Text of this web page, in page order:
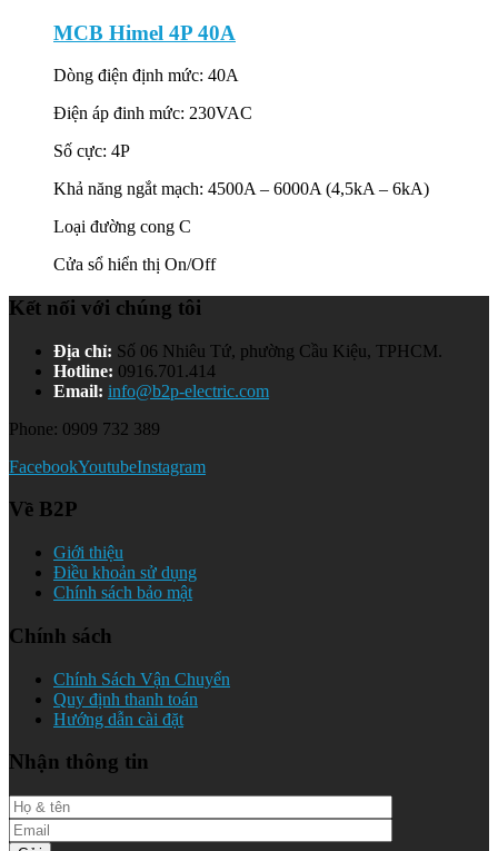
MCB Himel 4P 40A
Dòng điện định mức: 40A
Điện áp đinh mức: 230VAC
Số cực: 4P
Khả năng ngắt mạch: 4500A – 6000A (4,5kA – 6kA)
Loại đường cong C
Cửa sổ hiển thị On/Off
Kết nối với chúng tôi
Địa chỉ: Số 06 Nhiêu Tứ, phường Cầu Kiệu, TPHCM.
Hotline: 0916.701.414
Email: info@b2p-electric.com
Phone: 0909 732 389
FacebookYoutubeInstagram
Về B2P
Giới thiệu
Điều khoản sử dụng
Chính sách bảo mật
Chính sách
Chính Sách Vận Chuyển
Quy định thanh toán
Hướng dẫn cài đặt
Nhận thông tin